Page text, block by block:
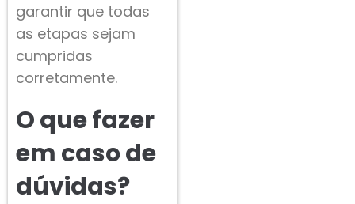
garantir que todas
as etapas sejam
cumpridas
corretamente.
O que fazer
em caso de
dúvidas?